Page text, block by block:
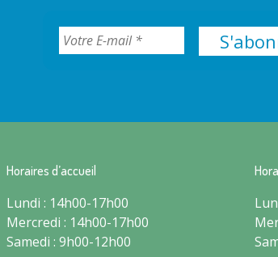
Horaires d’accueil
Lundi : 14h00-17h00
Mercredi : 14h00-17h00
Samedi : 9h00-12h00